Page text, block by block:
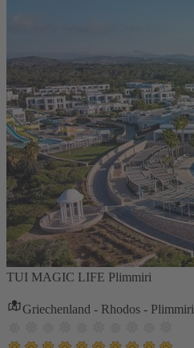
TUI MAGIC LIFE Plimmiri
Griechenland - Rhodos - Plimmiri